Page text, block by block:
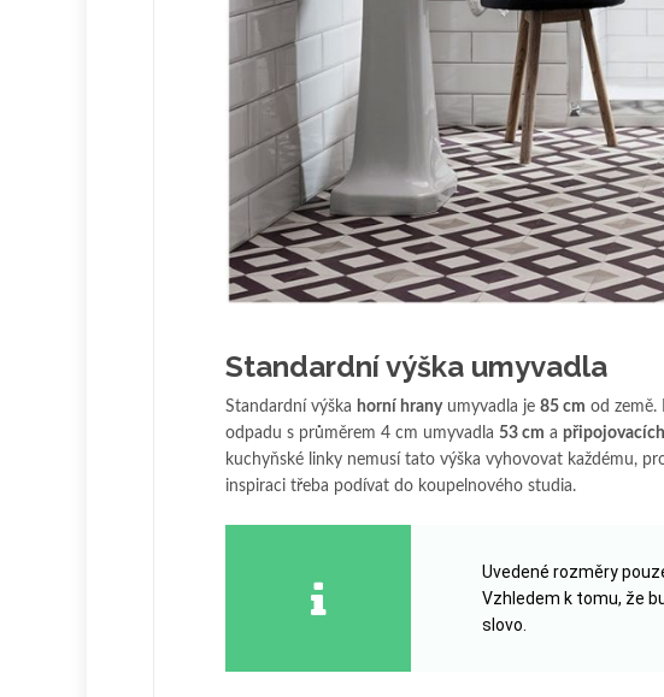
Standardní výška umyvadla
Standardní výška horní hranyumyvadla je 85 cm od země.
odpadu s průměrem 4 cm umyvadla 53 cm a
kuchyňské linky nemusí tato výška vyhovovat každému,
inspiraci třeba podívat do koupelnového studia.
Uvedené rozměry
Vzhledem k tomu, že
slovo.